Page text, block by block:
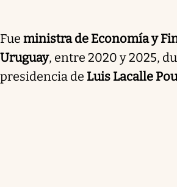
Fue ministra de Economía y
Uruguay, entre 2020 y 2025,
presidencia de Luis Lacalle Pou